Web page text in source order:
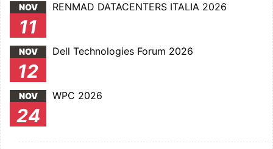
NOV
11
RENMAD DATACENTERS ITALIA 2026
NOV
12
Dell Technologies Forum 2026
NOV
24
WPC 2026